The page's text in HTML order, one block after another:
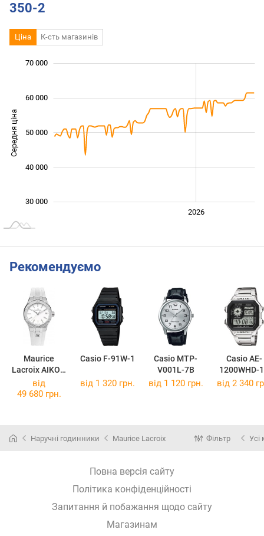
350-2
Ціна К-сть магазинів
Середня ціна 30 000
30 000
40 000
50 000
60 000
70 000
2026
Рекомендуємо
Maurice
Lacroix AIKON
Quartz 35mm
AI1106-SS000-
Casio F-91W-1
Casio MTP-
V001L-7B
Casio AE-
1200WHD-
від
49 680 грн.
від 1 320 грн. від 1 120 грн. від 2 340
Наручні годинники Maurice Lacroix Фільтр Усі
Повна версія сайту
Політика конфіденційності
Запитання й побажання щодо сайту
Магазинам